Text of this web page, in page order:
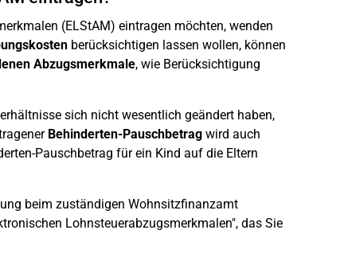
(ELStAM) eintragen möchten, wenden
berücksichtigen lassen wollen, können
Abzugsmerkmale, wie Berücksichtigung
sich nicht wesentlich geändert haben,
Behinderten-Pauschbetrag wird auch
Pauschbetrag für ein Kind auf die Eltern
beim zuständigen Wohnsitzfinanzamt
Lohnsteuerabzugsmerkmalen", das Sie